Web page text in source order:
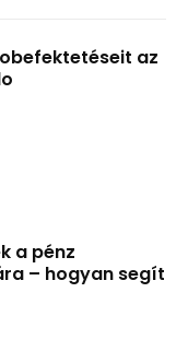
az
a pénz
– hogyan segít